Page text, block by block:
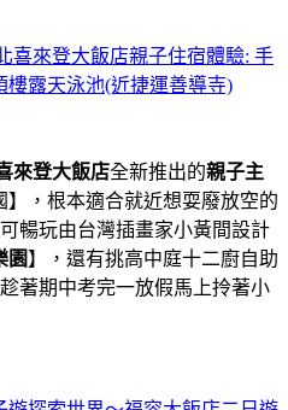
喜來登大飯店親子住宿體驗: 手
樓露天泳池(近捷運善導寺)
來登大飯店全新推出的親子主
】，根本適合就近想耍廢放空的
暢玩由台灣插畫家小黃間設計
園】，還有挑高中庭十二廚自助
著期中考完一放假馬上拎著小